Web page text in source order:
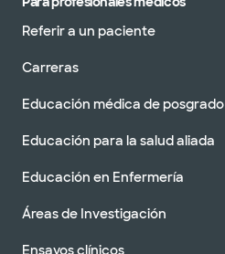
Referir a un paciente
Carreras
Educación médica de posgrado
Educación para la salud aliada
Educación en Enfermería
Áreas de Investigación
Ensayos clínicos